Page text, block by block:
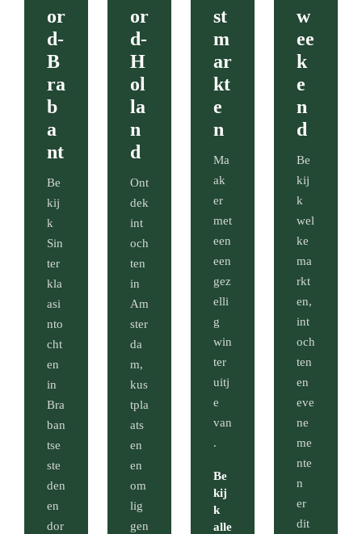
or
d-
B
ra
b
a
nt
Be
kij
k
Sin
ter
kla
asi
nto
cht
en
in
Bra
ban
tse
ste
den
en
dor
or
d-
H
ol
la
n
d
Ont
dek
int
och
ten
in
Am
ster
da
m,
kus
tpla
ats
en
en
om
lig
gen
st
m
ar
kt
e
n
Ma
ak
er
met
een
een
gez
elli
g
win
ter
uitj
e
van
.
Be
kij
k
alle
w
ee
k
e
n
d
Be
kij
k
wel
ke
ma
rkt
en,
int
och
ten
en
eve
ne
me
nte
n
er
dit